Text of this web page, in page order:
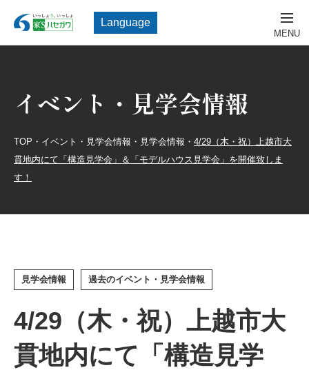
Language
イベント・見学会情報
TOP ・ イベント・見学会情報 ・ 見学会情報 ・ 4/29（木・祝）上越市大
貫地内にて「構造見学会」＆「モデルハウス見学会」を開催致しま
す！
見学会情報 過去のイベント・見学会情報
4/29（木・祝）上越市大
貫地内にて「構造見学